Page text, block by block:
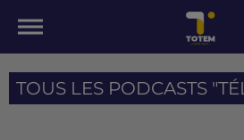
TOUS LES PODCASTS